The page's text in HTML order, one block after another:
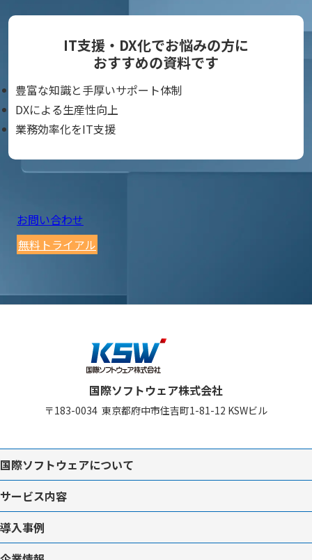
IT支援・DX化でお悩みの方に
おすすめの資料です
豊富な知識と手厚いサポート体制
DXによる生産性向上
業務効率化をIT支援
お問い合わせ
無料トライアル
国際ソフトウェア株式会社
〒183-0034 東京都府中市住吉町1-81-12 KSWビル
国際ソフトウェアについて
サービス内容
導入事例